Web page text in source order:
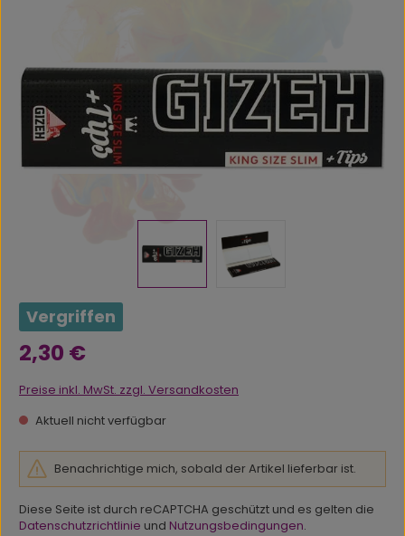
Vergriffen
Regulärer Preis:
2,30 €
Preise inkl. MwSt. zzgl. Versandkosten
Aktuell nicht verfügbar
Benachrichtige mich, sobald der Artikel lieferbar ist.
Diese Seite ist durch reCAPTCHA geschützt und es gelten die
Datenschutzrichtlinie und Nutzungsbedingungen.